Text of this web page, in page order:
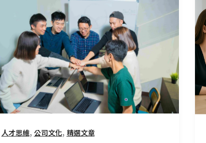
人才思維, 公司文化, 精選文章
能
力
成
長：
CMoney
矩